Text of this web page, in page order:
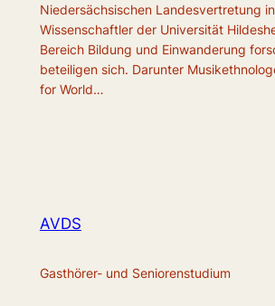
Niedersächsischen Landesvertretung
Wissenschaftler der Universität
Bereich Bildung und Einwanderung
beteiligen sich. Darunter
for World…
AVDS
Gasthörer- und Seniorenstudium